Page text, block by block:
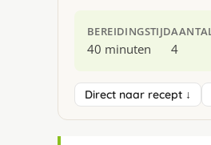
BEREIDINGSTIJD
40 minuten 4
Direct naar recept ↓